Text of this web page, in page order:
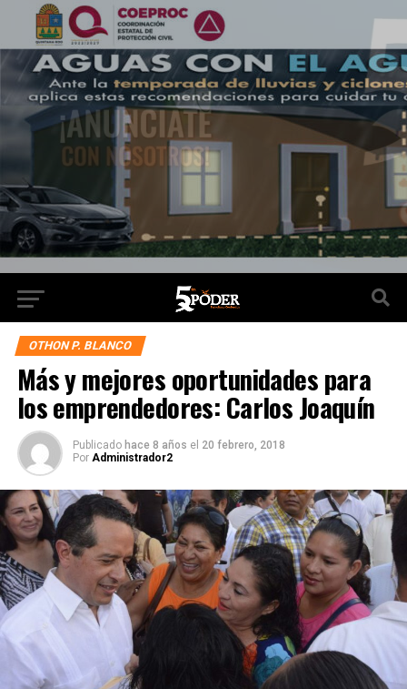
OTHON P. BLANCO
Más y mejores oportunidades para
los emprendedores: Carlos Joaquín
Publicado hace 8 años el 20 febrero, 2018
Por Administrador2